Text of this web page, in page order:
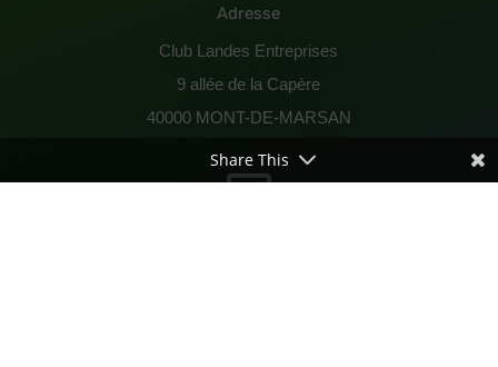
Adresse
Club Landes Entreprises
9 allée de la Capère
40000 MONT-DE-MARSAN

Share This